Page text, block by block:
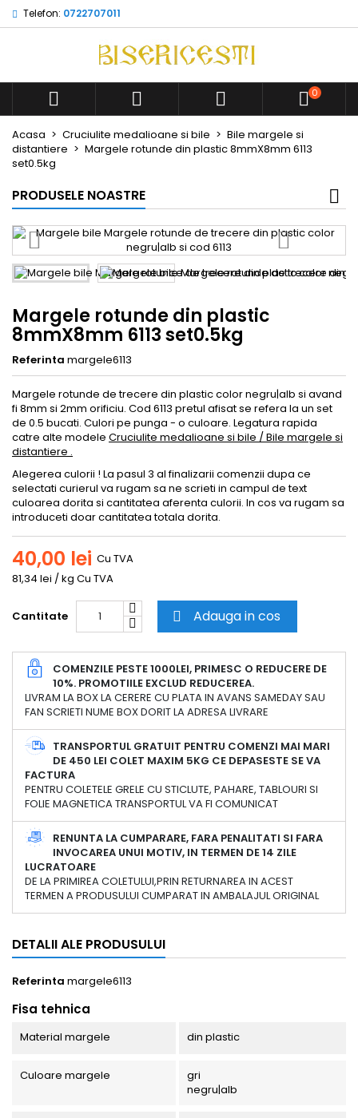
Telefon: 0722707011
   0
Acasa Cruciulite medalioane si bile
Bile margele si
distantiere
Margele rotunde din plastic 8mmX8mm 6113
set0.5kg
PRODUSELE NOASTRE
Margele rotunde din plastic
8mmX8mm 6113 set0.5kg
Referinta margele6113
Margele rotunde de trecere din plastic color negru|alb si avand
fi 8mm si 2mm orificiu. Cod 6113 pretul afisat se refera la un set
de 0.5 bucati. Culori pe punga - o culoare. Legatura rapida
catre alte modele Cruciulite medalioane si bile / Bile margele si
distantiere .
Alegerea culorii ! La pasul 3 al finalizarii comenzii dupa ce
selectati curierul va rugam sa ne scrieti in campul de text
culoarea dorita si cantitatea aferenta culorii. In cos va rugam sa
introduceti doar cantitatea totala dorita.
40,00 lei Cu TVA
81,34 lei / kg Cu TVA
Cantitate  Adauga in cos
COMENZILE PESTE 1000LEI, PRIMESC O REDUCERE DE
10%. PROMOTIILE EXCLUD REDUCEREA.
LIVRAM LA BOX LA CERERE CU PLATA IN AVANS SAMEDAY SAU
FAN SCRIETI NUME BOX DORIT LA ADRESA LIVRARE
TRANSPORTUL GRATUIT PENTRU COMENZI MAI MARI
DE 450 LEI COLET MAXIM 5KG CE DEPASESTE SE VA
FACTURA
PENTRU COLETELE GRELE CU STICLUTE, PAHARE, TABLOURI SI
FOLIE MAGNETICA TRANSPORTUL VA FI COMUNICAT
RENUNTA LA CUMPARARE, FARA PENALITATI SI FARA
INVOCAREA UNUI MOTIV, IN TERMEN DE 14 ZILE
LUCRATOARE
DE LA PRIMIREA COLETULUI,PRIN RETURNAREA IN ACEST
TERMEN A PRODUSULUI CUMPARAT IN AMBALAJUL ORIGINAL
DETALII ALE PRODUSULUI
Referinta margele6113
Fisa tehnica
Material margele din plastic
Culoare margele
gri
negru|alb